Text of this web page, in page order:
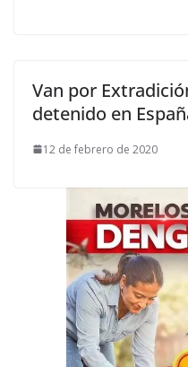
Van por
detenido en
12 de febrero de 2020